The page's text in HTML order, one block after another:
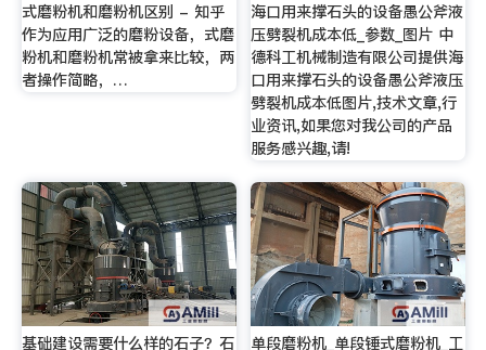
式磨粉机和磨粉机区别 - 知乎
作为应用广泛的磨粉设备，式磨
粉机和磨粉机常被拿来比较，两
者操作简略，…
海口用来撑石头的设备愚公斧液
压劈裂机成本低_参数_图片 中
德科工机械制造有限公司提供海
口用来撑石头的设备愚公斧液压
劈裂机成本低图片,技术文章,行
业资讯,如果您对我公司的产品
服务感兴趣,请!
基础建设需要什么样的石子？石
单段磨粉机_单段锤式磨粉机_工